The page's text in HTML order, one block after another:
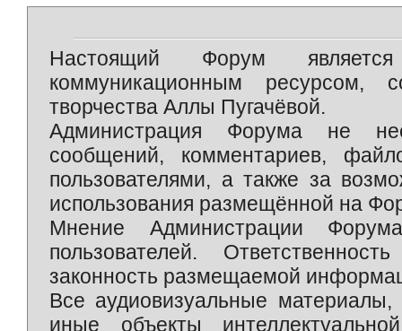
Настоящий Форум является
коммуникационным ресурсом,
творчества Аллы Пугачёвой.
Администрация Форума не
сообщений, комментариев,
пользователями, а также за
использования размещённой на
Мнение Администрации
пользователей.
законность размещаемой
Все аудиовизуальные
иные объекты